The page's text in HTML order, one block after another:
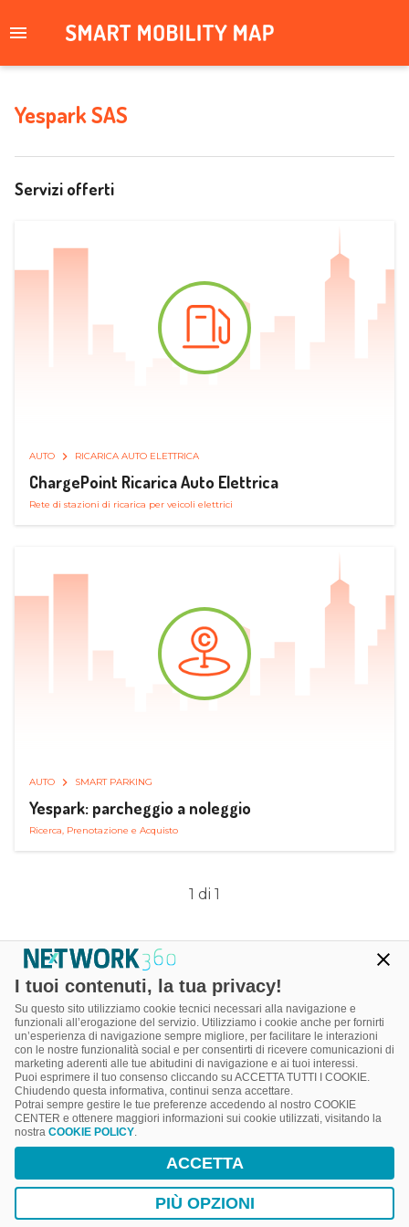
Yespark SAS
Servizi offerti
AUTO RICARICA AUTO ELETTRICA
ChargePoint Ricarica Auto Elettrica
Rete di stazioni di ricarica per veicoli elettrici
AUTO SMART PARKING
Yespark: parcheggio a noleggio
Ricerca, Prenotazione e Acquisto
1 di 1
e
I tuoi contenuti, la tua privacy!
Su questo sito utilizziamo cookie tecnici necessari alla navigazione e
funzionali all’erogazione del servizio. Utilizziamo i cookie anche per fornirti
un’esperienza di navigazione sempre migliore, per facilitare le interazioni
con le nostre funzionalità social e per consentirti di ricevere comunicazioni di
marketing aderenti alle tue abitudini di navigazione e ai tuoi interessi.
Puoi esprimere il tuo consenso cliccando su ACCETTA TUTTI I COOKIE.
Chiudendo questa informativa, continui senza accettare.
Potrai sempre gestire le tue preferenze accedendo al nostro COOKIE
CENTER e ottenere maggiori informazioni sui cookie utilizzati, visitando la
nostra COOKIE POLICY.
ACCETTA
PIÙ OPZIONI